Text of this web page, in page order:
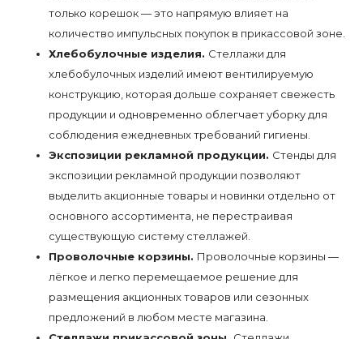
только корешок — это напрямую влияет на
количество импульсных покупок в прикассовой зоне.
Хлебобулочные изделия. Стеллажи для
хлебобулочных изделий имеют вентилируемую
конструкцию, которая дольше сохраняет свежесть
продукции и одновременно облегчает уборку для
соблюдения ежедневных требований гигиены.
Экспозиции рекламной продукции. Стенды для
экспозиции рекламной продукции позволяют
выделить акционные товары и новинки отдельно от
основного ассортимента, не перестраивая
существующую систему стеллажей.
Проволочные корзины. Проволочные корзины —
лёгкое и легко перемещаемое решение для
размещения акционных товаров или сезонных
предложений в любом месте магазина.